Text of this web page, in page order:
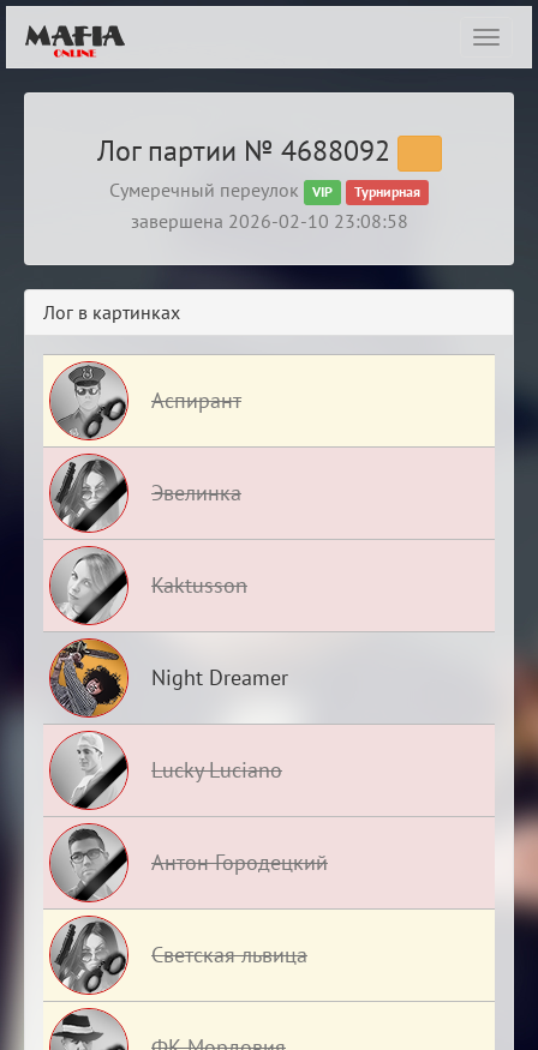
Лог партии № 4688092
Сумеречный переулок VIP Турнирная
завершена 2026-02-10 23:08:58
Лог в картинках
Аспирант
Эвелинка
Kaktusson
Night Dreamer
Lucky Luciano
Антон Городецкий
Светская львица